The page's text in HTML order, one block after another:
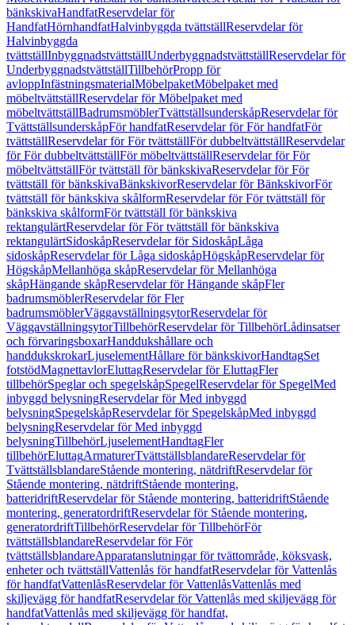
bänkskivaHandfatReservdelar för
HandfatHörnhandfatHalvinbyggda tvättställReservdelar för
Halvinbyggda
tvättställInbyggnadstvättställUnderbyggnadstvättställReservdelar för
UnderbyggnadstvättställTillbehörPropp för
avloppInfästningsmaterialMöbelpaketMöbelpaket med
möbeltvättställReservdelar för Möbelpaket med
möbeltvättställBadrumsmöblerTvättställsunderskåpReservdelar för
TvättställsunderskåpFör handfatReservdelar för För handfatFör
tvättställReservdelar för För tvättställFör dubbeltvättställReservdelar
för För dubbeltvättställFör möbeltvättställReservdelar för För
möbeltvättställFör tvättställ för bänkskivaReservdelar för För
tvättställ för bänkskivaBänkskivorReservdelar för BänkskivorFör
tvättställ för bänkskiva skålformReservdelar för För tvättställ för
bänkskiva skålformFör tvättställ för bänkskiva
rektangulärtReservdelar för För tvättställ för bänkskiva
rektangulärtSidoskåpReservdelar för SidoskåpLåga
sidoskåpReservdelar för Låga sidoskåpHögskåpReservdelar för
HögskåpMellanhöga skåpReservdelar för Mellanhöga
skåpHängande skåpReservdelar för Hängande skåpFler
badrumsmöblerReservdelar för Fler
badrumsmöblerVäggavställningsytorReservdelar för
VäggavställningsytorTillbehörReservdelar för TillbehörLådinsatser
och förvaringsboxarHanddukshållare och
handdukskrokarLjuselementHållare för bänkskivorHandtagSet
fotstödMagnettavlorEluttagReservdelar för EluttagFler
tillbehörSpeglar och spegelskåpSpegelReservdelar för SpegelMed
inbyggd belysningReservdelar för Med inbyggd
belysningSpegelskåpReservdelar för SpegelskåpMed inbyggd
belysningReservdelar för Med inbyggd
belysningTillbehörLjuselementHandtagFler
tillbehörEluttagArmaturerTvättställsblandareReservdelar för
TvättställsblandareStående montering, nätdriftReservdelar för
Stående montering, nätdriftStående montering,
batteridriftReservdelar för Stående montering, batteridriftStående
montering, generatordriftReservdelar för Stående montering,
generatordriftTillbehörReservdelar för TillbehörFör
tvättställsblandareReservdelar för För
tvättställsblandareApparatanslutningar för tvättområde, köksvask,
enheter och tvättställVattenlås för handfatReservdelar för Vattenlås
för handfatVattenlåsReservdelar för VattenlåsVattenlås med
skiljevägg för handfatReservdelar för Vattenlås med skiljevägg för
handfatVattenlås med skiljevägg för handfat,